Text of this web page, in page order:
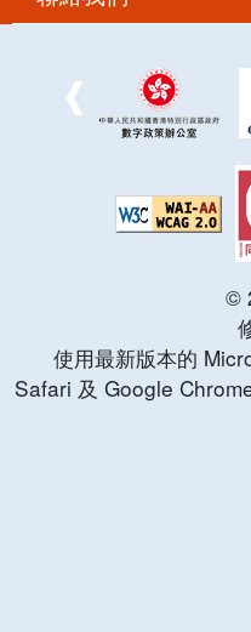
©
使用最新版本的
Safari 及 Google